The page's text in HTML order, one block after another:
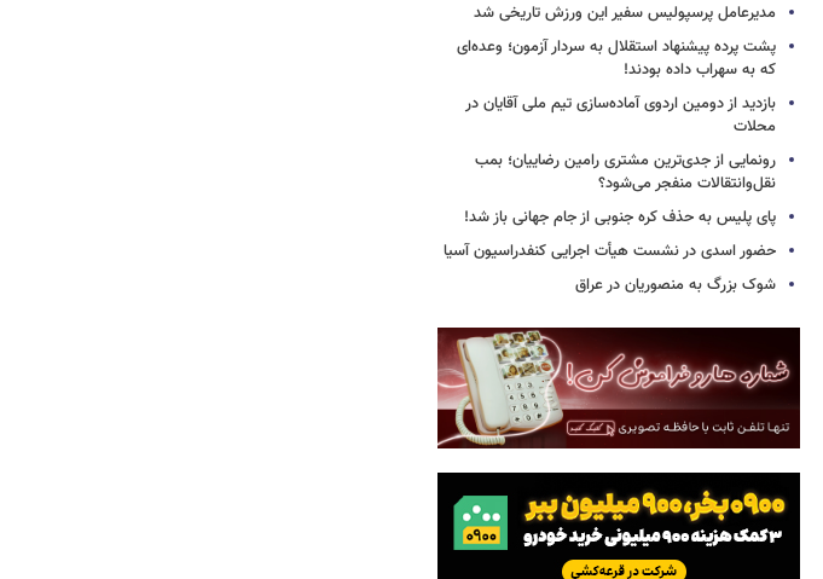
مدیرعامل پرسپولیس سفیر این ورزش تاریخی شد
پشت پرده پیشنهاد استقلال به سردار آزمون؛ وعده‌ای
که به سهراب داده بودند!
بازدید از دومین اردوی آماده‌سازی تیم ملی آقایان در
محلات
رونمایی از جدی‌ترین مشتری رامین رضاییان؛ بمب
نقل‌وانتقالات منفجر می‌شود؟
پای پلیس به حذف کره جنوبی از جام جهانی باز شد!
حضور اسدی در نشست هیأت اجرایی کنفدراسیون آسیا
شوک بزرگ به منصوریان در عراق